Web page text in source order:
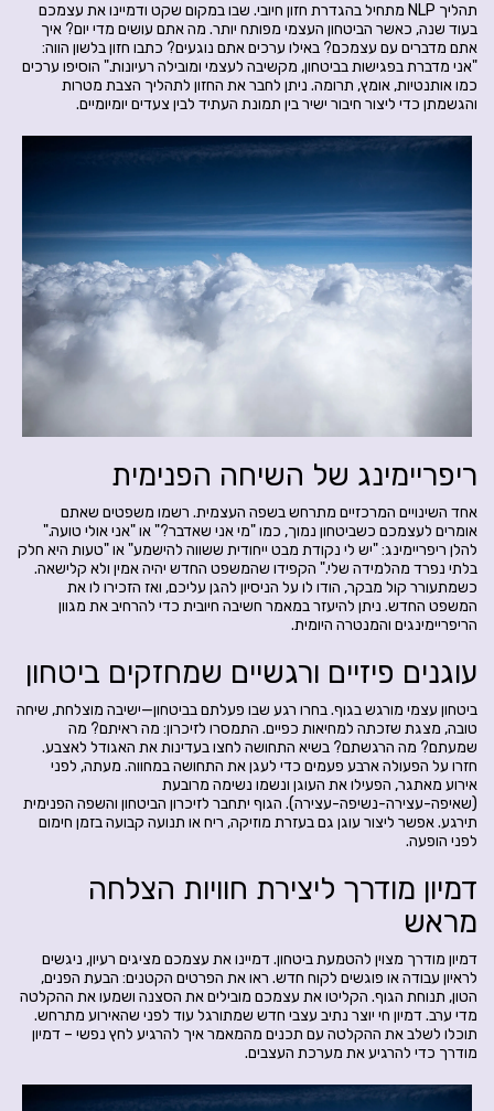
תהליך NLP מתחיל בהגדרת חזון חיובי. שבו במקום שקט ודמיינו את עצמכם
בעוד שנה, כאשר הביטחון העצמי מפותח יותר. מה אתם עושים מדי יום? איך
אתם מדברים עם עצמכם? באילו ערכים אתם נוגעים? כתבו חזון בלשון הווה:
"אני מדברת בפגישות בביטחון, מקשיבה לעצמי ומובילה רעיונות." הוסיפו ערכים
כמו אותנטיות, אומץ, תרומה. ניתן לחבר את החזון לתהליך הצבת מטרות
והגשמתן כדי ליצור חיבור ישיר בין תמונת העתיד לבין צעדים יומיומיים.
ריפריימינג של השיחה הפנימית
אחד השינויים המרכזיים מתרחש בשפה העצמית. רשמו משפטים שאתם
אומרים לעצמכם כשביטחון נמוך, כמו "מי אני שאדבר?" או "אני אולי טועה."
להלן ריפריימינג: "יש לי נקודת מבט ייחודית ששווה להישמע" או "טעות היא חלק
בלתי נפרד מהלמידה שלי." הקפידו שהמשפט החדש יהיה אמין ולא קלישאה.
כשמתעורר קול מבקר, הודו לו על הניסיון להגן עליכם, ואז הזכירו לו את
המשפט החדש. ניתן להיעזר במאמר חשיבה חיובית כדי להרחיב את מגוון
הריפריימינגים והמנטרה היומית.
עוגנים פיזיים ורגשיים שמחזקים ביטחון
ביטחון עצמי מורגש בגוף. בחרו רגע שבו פעלתם בביטחון—ישיבה מוצלחת, שיחה
טובה, מצגת שזכתה למחיאות כפיים. התמסרו לזיכרון: מה ראיתם? מה
שמעתם? מה הרגשתם? בשיא התחושה לחצו בעדינות את האגודל לאצבע.
חזרו על הפעולה ארבע פעמים כדי לעגן את התחושה במחווה. מעתה, לפני
אירוע מאתגר, הפעילו את העוגן ונשמו נשימה מרובעת
(שאיפה-עצירה-נשיפה-עצירה). הגוף יתחבר לזיכרון הביטחון והשפה הפנימית
תירגע. אפשר ליצור עוגן גם בעזרת מוזיקה, ריח או תנועה קבועה בזמן חימום
לפני הופעה.
דמיון מודרך ליצירת חוויות הצלחה
מראש
דמיון מודרך מצוין להטמעת ביטחון. דמיינו את עצמכם מציגים רעיון, ניגשים
לראיון עבודה או פוגשים לקוח חדש. ראו את הפרטים הקטנים: הבעת הפנים,
הטון, תנוחת הגוף. הקליטו את עצמכם מובילים את הסצנה ושמעו את ההקלטה
מדי ערב. דמיון חי יוצר נתיב עצבי חדש שמתורגל עוד לפני שהאירוע מתרחש.
תוכלו לשלב את ההקלטה עם תכנים מהמאמר איך להרגיע לחץ נפשי – דמיון
מודרך כדי להרגיע את מערכת העצבים.